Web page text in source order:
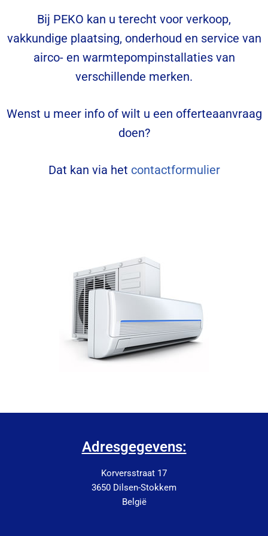
Bij PEKO kan u terecht voor verkoop,
vakkundige plaatsing, onderhoud en service van
airco- en warmtepompinstallaties van
verschillende merken.
Wenst u meer info of wilt u een offerteaanvraag
doen?
Dat kan via het contactformulier
Adresgegevens:
Korversstraat 17
3650 Dilsen-Stokkem
België